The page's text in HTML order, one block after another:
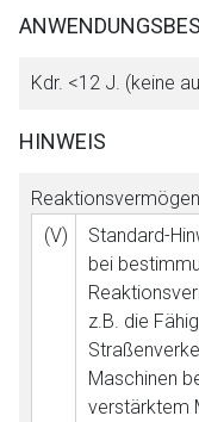
Kdr. <12 J. (keine
HINWEIS
(V)
Standard-
bei
z.B. die
Maschinen
verstärktem